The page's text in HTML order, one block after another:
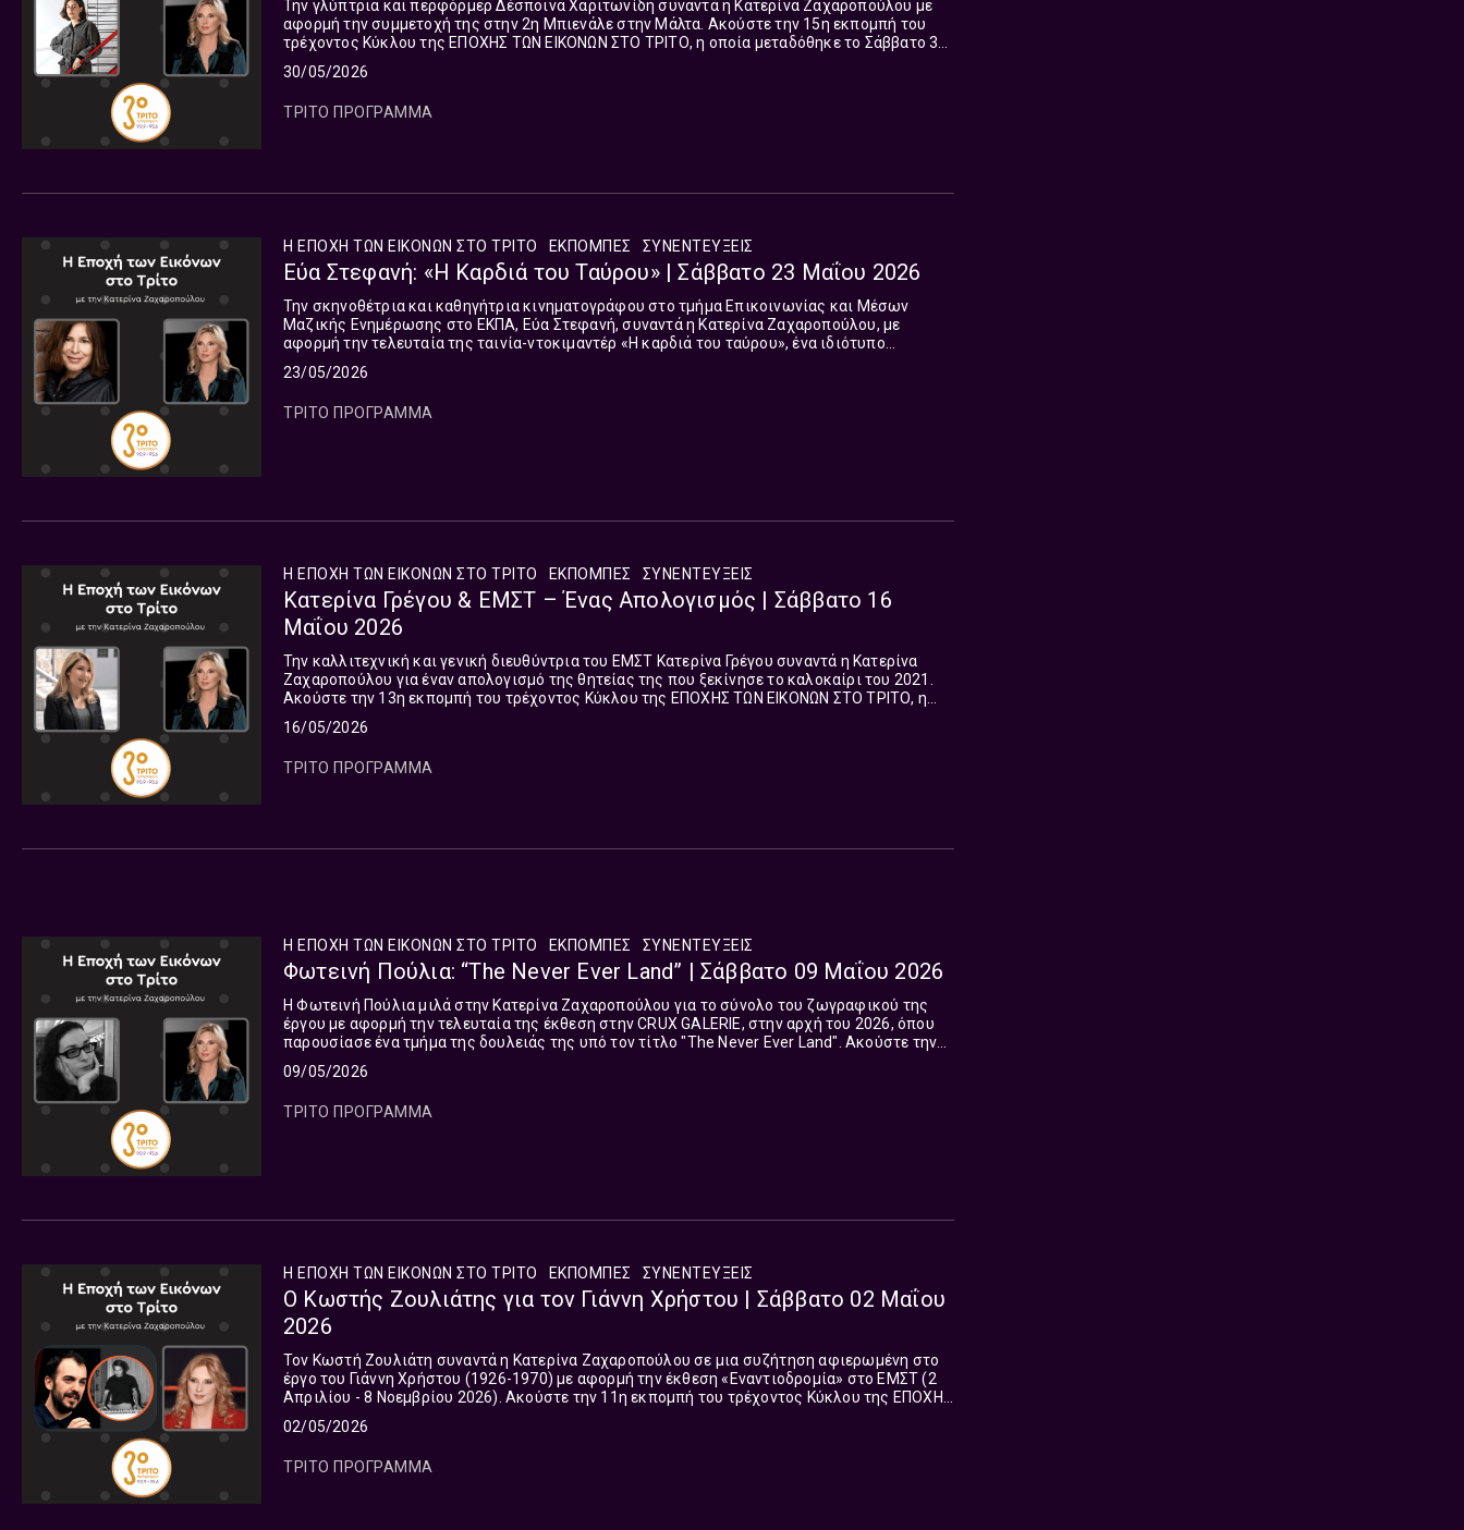
Την γλύπτρια και περφόρμερ Δέσποινα Χαριτωνίδη συναντά η Κατερίνα Ζαχαροπούλου με
αφορμή την συμμετοχή της στην 2η Μπιενάλε στην Μάλτα. Ακούστε την 15η εκπομπή του
τρέχοντος Κύκλου της ΕΠΟΧΗΣ ΤΩΝ ΕΙΚΟΝΩΝ ΣΤΟ ΤΡΙΤΟ, η οποία μεταδόθηκε το Σάββατο 30
30/05/2026
ΤΡΙΤΟ ΠΡΟΓΡΑΜΜΑ
Η ΕΠΟΧΗ ΤΩΝ ΕΙΚΟΝΩΝ ΣΤΟ ΤΡΙΤΟ ΕΚΠΟΜΠΈΣ ΣΥΝΕΝΤΕΎΞΕΙΣ
Εύα Στεφανή: «Η Καρδιά του Ταύρου» | Σάββατο 23 Μαΐου 2026
Την σκηνοθέτρια και καθηγήτρια κινηματογράφου στο τμήμα Επικοινωνίας και Μέσων
Μαζικής Ενημέρωσης στο ΕΚΠΑ, Εύα Στεφανή, συναντά η Κατερίνα Ζαχαροπούλου, με
αφορμή την τελευταία της ταινία-ντοκιμαντέρ «Η καρδιά του ταύρου», ένα ιδιότυπο
του τρέχοντος Κύκλου της ΕΠΟΧΗΣ ΤΩΝ ΕΙΚΟΝΩΝ ΣΤΟ ΤΡΙΤΟ, η οποία μεταδόθηκε το
23/05/2026
ΤΡΙΤΟ ΠΡΟΓΡΑΜΜΑ
Η ΕΠΟΧΗ ΤΩΝ ΕΙΚΟΝΩΝ ΣΤΟ ΤΡΙΤΟ ΕΚΠΟΜΠΈΣ ΣΥΝΕΝΤΕΎΞΕΙΣ
Κατερίνα Γρέγου & ΕΜΣΤ – Ένας Απολογισμός | Σάββατο 16
Μαΐου 2026
Την καλλιτεχνική και γενική διευθύντρια του ΕΜΣΤ Κατερίνα Γρέγου συναντά η Κατερίνα
Ζαχαροπούλου για έναν απολογισμό της θητείας της που ξεκίνησε το καλοκαίρι του 2021.
Ακούστε την 13η εκπομπή του τρέχοντος Κύκλου της ΕΠΟΧΗΣ ΤΩΝ ΕΙΚΟΝΩΝ ΣΤΟ ΤΡΙΤΟ, η
16/05/2026
ΤΡΙΤΟ ΠΡΟΓΡΑΜΜΑ
Η ΕΠΟΧΗ ΤΩΝ ΕΙΚΟΝΩΝ ΣΤΟ ΤΡΙΤΟ ΕΚΠΟΜΠΈΣ ΣΥΝΕΝΤΕΎΞΕΙΣ
Φωτεινή Πούλια: “The Never Ever Land” | Σάββατο 09 Μαΐου 2026
Η Φωτεινή Πούλια μιλά στην Κατερίνα Ζαχαροπούλου για το σύνολο του ζωγραφικού της
έργου με αφορμή την τελευταία της έκθεση στην CRUX GALERIE, στην αρχή του 2026, όπου
παρουσίασε ένα τμήμα της δουλειάς της υπό τον τίτλο "The Never Ever Land". Ακούστε την
μεταδόθηκε το Σάββατο 09 Μαΐου.
09/05/2026
ΤΡΙΤΟ ΠΡΟΓΡΑΜΜΑ
Η ΕΠΟΧΗ ΤΩΝ ΕΙΚΟΝΩΝ ΣΤΟ ΤΡΙΤΟ ΕΚΠΟΜΠΈΣ ΣΥΝΕΝΤΕΎΞΕΙΣ
Ο Κωστής Ζουλιάτης για τον Γιάννη Χρήστου | Σάββατο 02 Μαΐου
2026
Τον Κωστή Ζουλιάτη συναντά η Κατερίνα Ζαχαροπούλου σε μια συζήτηση αφιερωμένη στο
έργο του Γιάννη Χρήστου (1926-1970) με αφορμή την έκθεση «Εναντιοδρομία» στο ΕΜΣΤ (2
Απριλίου - 8 Νοεμβρίου 2026). Ακούστε την 11η εκπομπή του τρέχοντος Κύκλου της ΕΠΟΧΗΣ
02/05/2026
ΤΡΙΤΟ ΠΡΟΓΡΑΜΜΑ